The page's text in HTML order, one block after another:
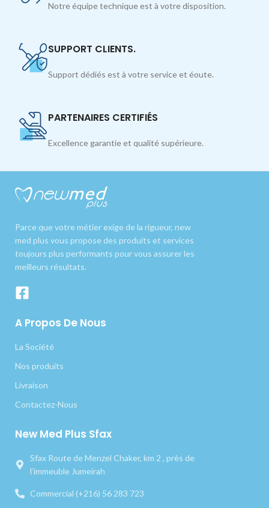
Notre équipe technique est à votre disposition.
SUPPORT CLIENTS.
Support dédiés est à votre service et éoute.
PARTENAIRES CERTIFIÉS
Excellence garantie et qualité supérieure.
Parce que votre métier exige de la rigueur, new
med plus vous propose des produits et services
toujours plus performants pour vous assurer les
meilleurs résultats.
A Propos De Nous
La Société
Nos produits
Livraison
Contactez-Nous
New Med Plus Sfax
Sfax Route de Menzel Chaker, km 2 , près de
l’immeuble Jumeirah
Commercial (+216) 56 283 723